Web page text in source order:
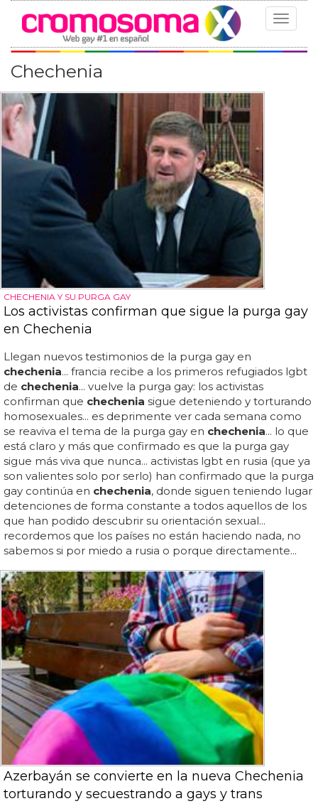
Toggle
Chechenia
CHECHENIA Y SU PURGA GAY
Los activistas confirman que sigue la purga gay
en Chechenia
Llegan nuevos testimonios de la purga gay en
chechenia... francia recibe a los primeros refugiados lgbt
de chechenia... vuelve la purga gay: los activistas
confirman que chechenia sigue deteniendo y torturando
homosexuales... es deprimente ver cada semana como
se reaviva el tema de la purga gay en chechenia... lo que
está claro y más que confirmado es que la purga gay
sigue más viva que nunca... activistas lgbt en rusia (que ya
son valientes solo por serlo) han confirmado que la purga
gay continúa en chechenia, donde siguen teniendo lugar
detenciones de forma constante a todos aquellos de los
que han podido descubrir su orientación sexual...
recordemos que los países no están haciendo nada, no
sabemos si por miedo a rusia o porque directamente...
Azerbayán se convierte en la nueva Chechenia
torturando y secuestrando a gays y trans